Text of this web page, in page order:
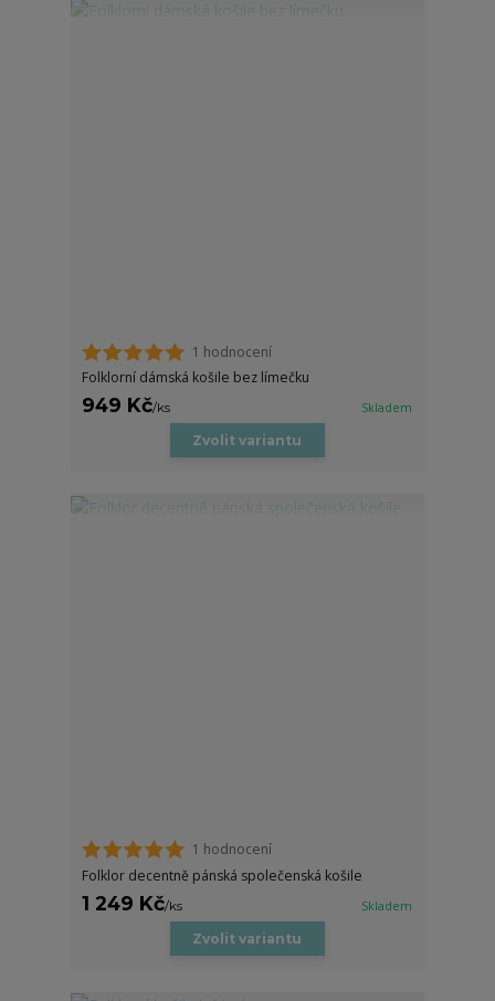
1 hodnocení
Folklorní dámská košile bez límečku
949 Kč/ks Skladem
Zvolit variantu
1 hodnocení
Folklor decentně pánská společenská košile
1 249 Kč/ks Skladem
Zvolit variantu